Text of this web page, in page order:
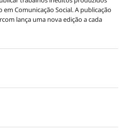
Comunicação Social. A publicação
lança uma nova edição a cada